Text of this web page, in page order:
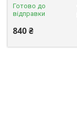
Готово до
відправки
840 ₴